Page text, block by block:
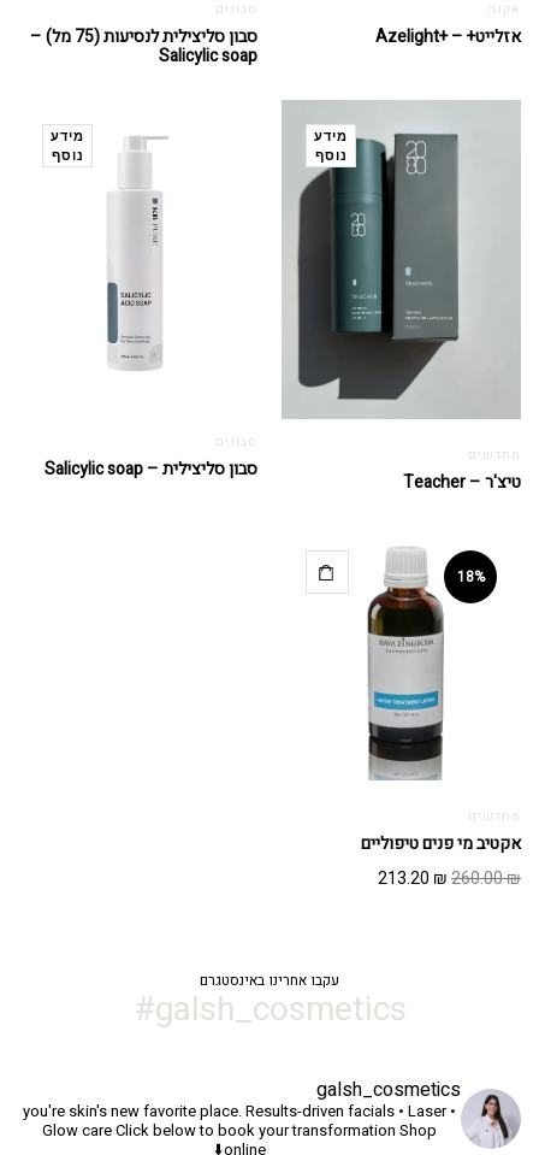
אקנה
אזלייט+ – +Azelight
סבונים
סבון סליצילית לנסיעות (75 מל) –
Salicylic soap
מידע
נוסף
מחדשים
טיצ'ר – Teacher
מידע
נוסף
סבונים
סבון סליצילית – Salicylic soap
18%
מחדשים
אקטיב מי פנים טיפוליים
260.00₪
המחיר213.20 ₪
המחיר
עקבו אחרינו באינסטגרם
galsh_cosmetics#
galsh_cosmetics
you're skin's new favorite place.Results-driven facials • Laser •
Glow careClick below to book your transformation Shop
online⬇️